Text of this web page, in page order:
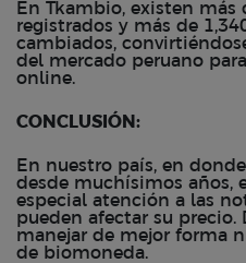
En Tkambio, existen más
registrados y más de
cambiados,
del mercado peruano
online.
CONCLUSIÓN:
En nuestro país, en
desde muchísimos años,
especial atención a las
pueden afectar su precio.
manejar de mejor forma
de biomoneda.